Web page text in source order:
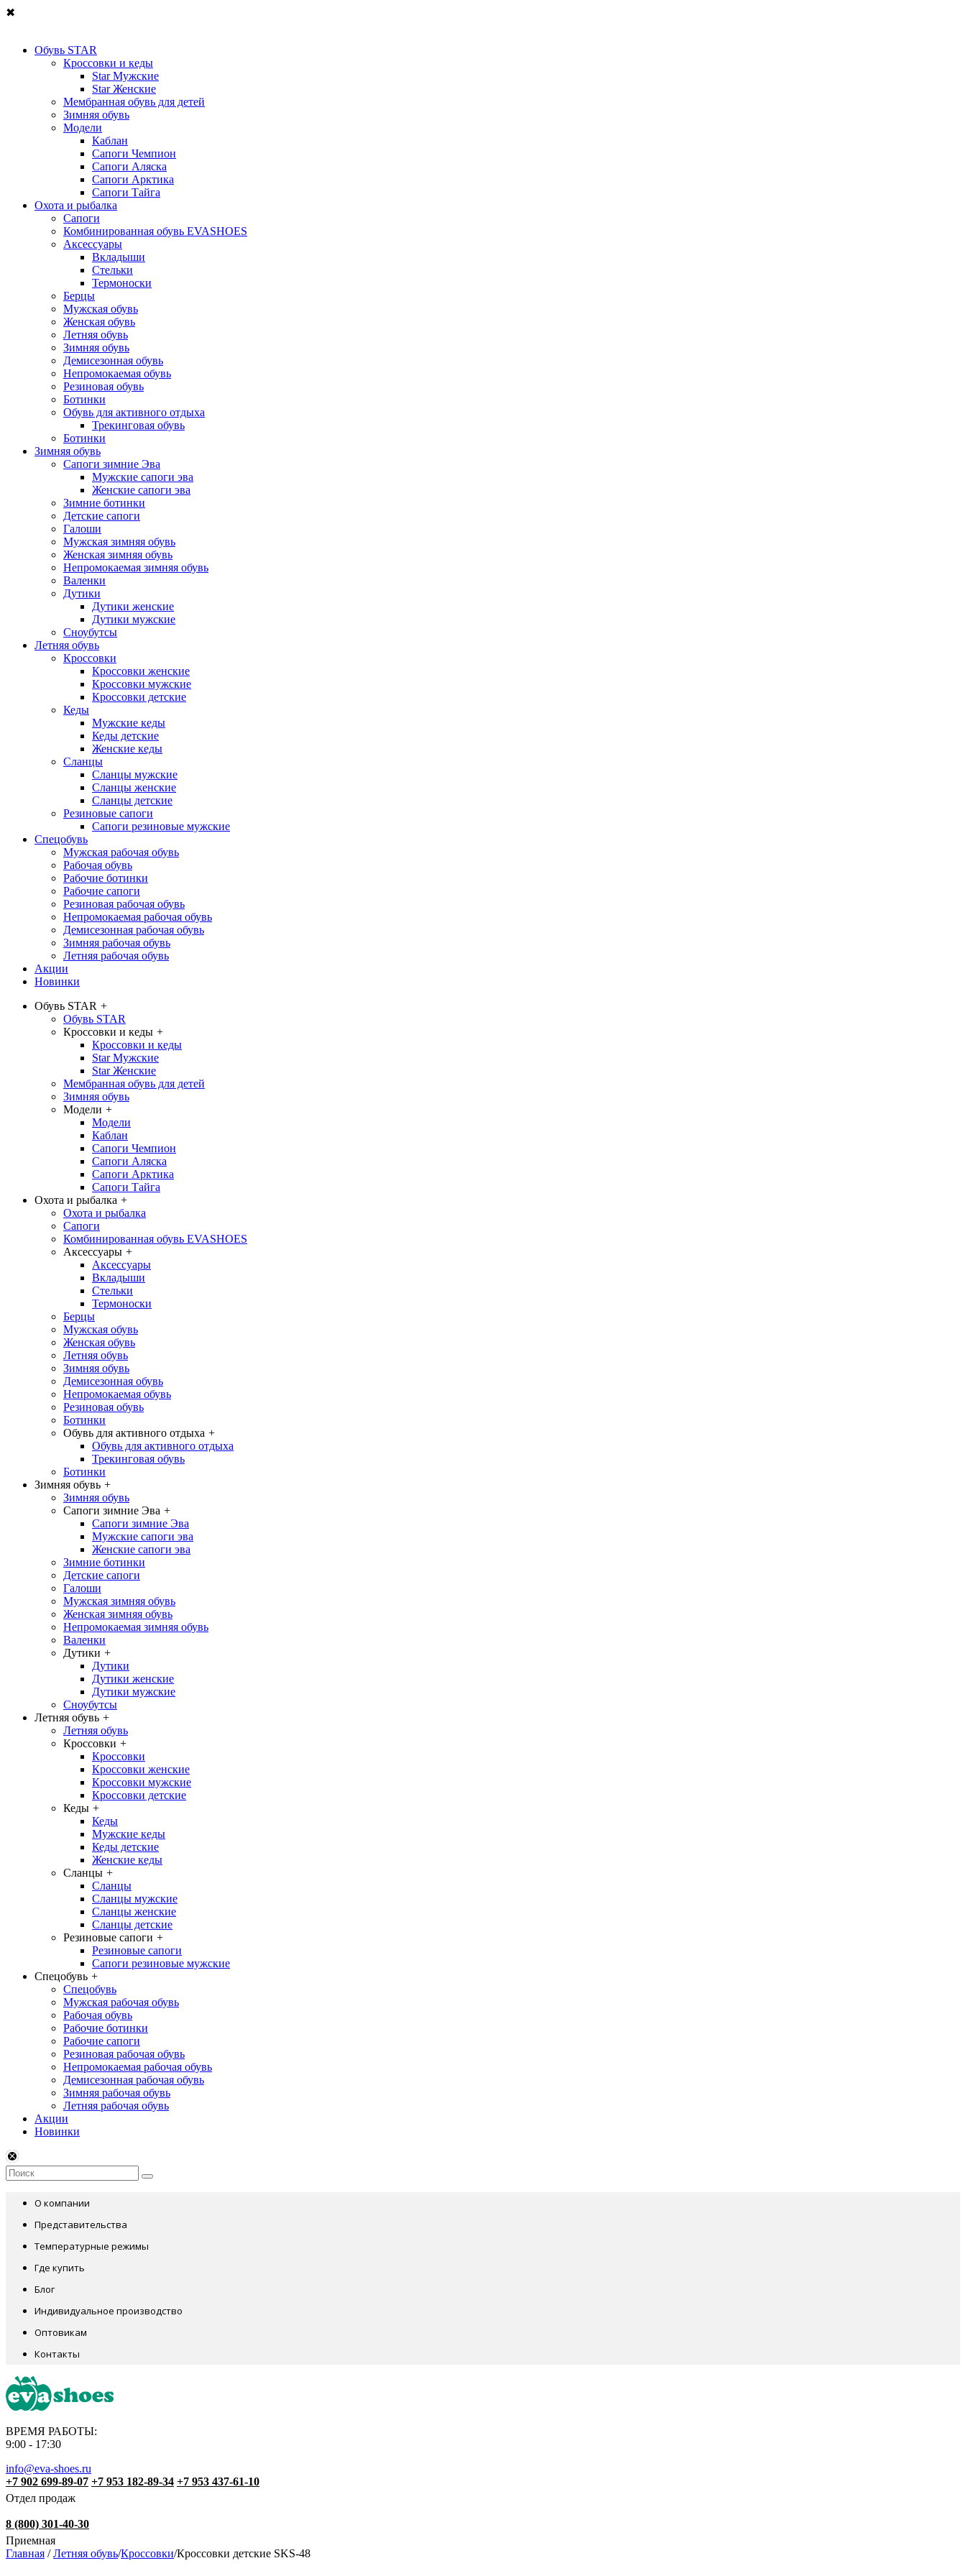
✖
Обувь STAR
Кроссовки и кеды
Star Мужские
Star Женские
Мембранная обувь для детей
Зимняя обувь
Модели
Каблан
Сапоги Чемпион
Сапоги Аляска
Сапоги Арктика
Сапоги Тайга
Охота и рыбалка
Сапоги
Комбинированная обувь EVASHOES
Аксессуары
Вкладыши
Стельки
Термоноски
Берцы
Мужская обувь
Женская обувь
Летняя обувь
Зимняя обувь
Демисезонная обувь
Непромокаемая обувь
Резиновая обувь
Ботинки
Обувь для активного отдыха
Трекинговая обувь
Ботинки
Зимняя обувь
Сапоги зимние Эва
Мужские сапоги эва
Женские сапоги эва
Зимние ботинки
Детские сапоги
Галоши
Мужская зимняя обувь
Женская зимняя обувь
Непромокаемая зимняя обувь
Валенки
Дутики
Дутики женские
Дутики мужские
Сноубутсы
Летняя обувь
Кроссовки
Кроссовки женские
Кроссовки мужские
Кроссовки детские
Кеды
Мужские кеды
Кеды детские
Женские кеды
Сланцы
Сланцы мужские
Сланцы женские
Сланцы детские
Резиновые сапоги
Сапоги резиновые мужские
Спецобувь
Мужская рабочая обувь
Рабочая обувь
Рабочие ботинки
Рабочие сапоги
Резиновая рабочая обувь
Непромокаемая рабочая обувь
Демисезонная рабочая обувь
Зимняя рабочая обувь
Летняя рабочая обувь
Акции
Новинки
Обувь STAR +
Обувь STAR
Кроссовки и кеды +
Кроссовки и кеды
Star Мужские
Star Женские
Мембранная обувь для детей
Зимняя обувь
Модели +
Модели
Каблан
Сапоги Чемпион
Сапоги Аляска
Сапоги Арктика
Сапоги Тайга
Охота и рыбалка +
Охота и рыбалка
Сапоги
Комбинированная обувь EVASHOES
Аксессуары +
Аксессуары
Вкладыши
Стельки
Термоноски
Берцы
Мужская обувь
Женская обувь
Летняя обувь
Зимняя обувь
Демисезонная обувь
Непромокаемая обувь
Резиновая обувь
Ботинки
Обувь для активного отдыха +
Обувь для активного отдыха
Трекинговая обувь
Ботинки
Зимняя обувь +
Зимняя обувь
Сапоги зимние Эва +
Сапоги зимние Эва
Мужские сапоги эва
Женские сапоги эва
Зимние ботинки
Детские сапоги
Галоши
Мужская зимняя обувь
Женская зимняя обувь
Непромокаемая зимняя обувь
Валенки
Дутики +
Дутики
Дутики женские
Дутики мужские
Сноубутсы
Летняя обувь +
Летняя обувь
Кроссовки +
Кроссовки
Кроссовки женские
Кроссовки мужские
Кроссовки детские
Кеды +
Кеды
Мужские кеды
Кеды детские
Женские кеды
Сланцы +
Сланцы
Сланцы мужские
Сланцы женские
Сланцы детские
Резиновые сапоги +
Резиновые сапоги
Сапоги резиновые мужские
Спецобувь +
Спецобувь
Мужская рабочая обувь
Рабочая обувь
Рабочие ботинки
Рабочие сапоги
Резиновая рабочая обувь
Непромокаемая рабочая обувь
Демисезонная рабочая обувь
Зимняя рабочая обувь
Летняя рабочая обувь
Акции
Новинки
О компании
Представительства
Температурные режимы
Где купить
Блог
Индивидуальное производство
Оптовикам
Контакты
ВРЕМЯ РАБОТЫ:
9:00 - 17:30
info@eva-shoes.ru
+7 902 699-89-07 +7 953 182-89-34 +7 953 437-61-10
Отдел продаж
8 (800) 301-40-30
Приемная
Главная / Летняя обувь/Кроссовки/Кроссовки детские SKS-48